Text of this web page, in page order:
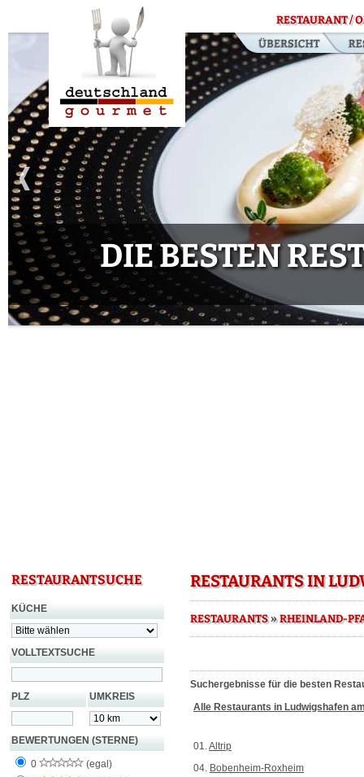
RESTAURANT /
DIE BESTEN
RESTAURANTSUCHE
KÜCHE
VOLLTEXTSUCHE
PLZ UMKREIS
BEWERTUNGEN (STERNE)
0
(egal)
RESTAURANTS IN
RESTAURANTS»RHEINLAND-
Suchergebnisse für die besten
Alle Restaurants in Ludwigshafen
01.Altrip
04. Bobenheim-Roxheim